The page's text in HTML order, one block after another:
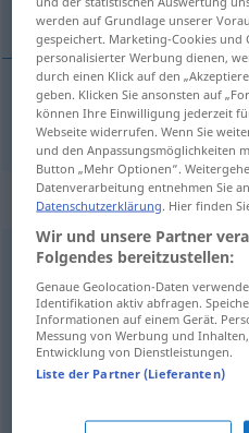
BergAbhang
(Berg)Abhangm hillside
Beispielsätze
vegetate
einenHügel bewachsen
a hillside patched withgrass
werden auf Grundlage unserer
gespeichert. Marketing-Cookies und
personalisierter Werbung dienen,
durch einen Klick auf den
geben. Klicken Sie ansonsten auf
können Ihre Einwilligung jederzeit
Webseite widerrufen. Wenn Sie
und den Anpassungsmöglichkeiten
Button „Mehr Optionen“.
Datenverarbeitung entnehmen Sie
Datenschutzerklärung. Hier finden
Wir und unsere Partner
Folgendes bereitzustellen:
Genaue Geolocation-Daten
Identifikation aktiv abfragen.
Informationen auf einem Gerät.
Messung von Werbung und
Entwicklung von Dienstleistungen.
Liste der Partner (Lieferanten)